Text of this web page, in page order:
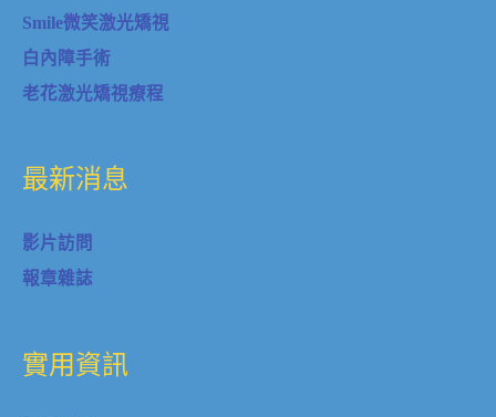
Smile微笑激光矯視
白內障手術
老花激光矯視療程
最新消息
影片訪問
報章雜誌
實用資訊